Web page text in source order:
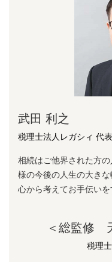
武田 利之
税理士法人レガシィ 代
相続はご他界された方
様の今後の人生の大き
心から考えてお手伝いを
＜総監修
税理